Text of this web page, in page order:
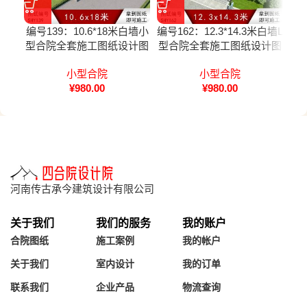
编号139：10.6*18米白墙小
型合院全套施工图纸设计图
小型合院
¥980.00
编号162：12.3*14.3米白墙L
型合院全套施工图纸设计图
小型合院
¥980.00
河南传古承今建筑设计有限公司
关于我们
合院图纸
关于我们
联系我们
我们的服务
施工案例
室内设计
企业产品
我的账户
我的帐户
我的订单
物流查询